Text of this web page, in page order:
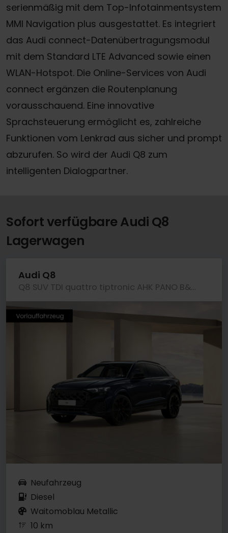
serienmäßig mit dem Top-Infotainmentsystem
MMI Navigation plus ausgestattet. Es integriert
das Audi connect-Datenübertragungsmodul
mit dem Standard LTE Advanced sowie einen
WLAN-Hotspot. Die Online-Services von Audi
connect ergänzen die Routenplanung
vorausschauend. Eine innovative
Sprachsteuerung ermöglicht es, zahlreiche
Funktionen vom Lenkrad aus sicher und prompt
abzurufen. So wird der Audi Q8 zum
intelligenten Dialogpartner.
Sofort verfügbare Audi Q8
Lagerwagen
Audi Q8
Q8 SUV TDI quattro tiptronic AHK PANO B&O LM23
Neufahrzeug
Diesel
Waitomoblau Metallic
10 km